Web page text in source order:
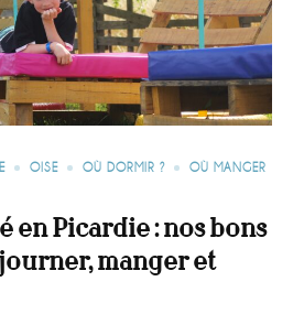
OISE OÙ DORMIR ?
OÙ MANGER
en Picardie : nos bons
manger et